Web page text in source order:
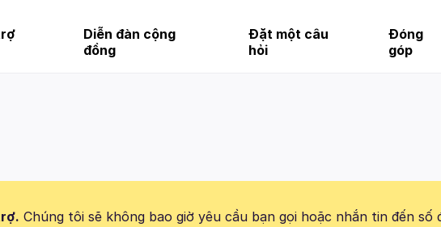
Diễn đàn cộng
đồng
Đặt một câu
hỏi
Đóng
góp
Chúng tôi sẽ không bao giờ yêu cầu bạn gọi hoặc nhắn tin đến số